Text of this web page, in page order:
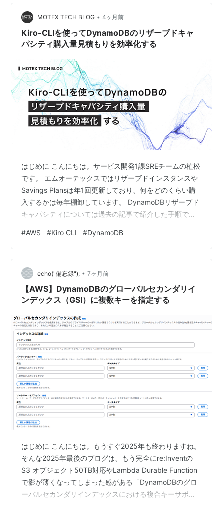
MOTEX TECH BLOG • 4ヶ月前
Kiro-CLIを使ってDynamoDBのリザーブドキャ
パシティ購入量見積もりを効率化する
はじめに こんにちは。サービス開発1課SREチームの植松
です。 エムオーテックスではリザーブドインスタンスや
Savings Plansは年1回更新しており、何をどのくらい購
入するかは毎年棚卸しています。 DynamoDBリザーブド
キャパシティについては過去の記事で紹介した手順で確
と思っていました。 Kiro CLIを使うことでかなりの作業
の手間の削減と、キャパシティ使用量の可視化ができる
ようになったので方法を紹介したいと思います。
tech.motex.co.jp はじめに これまでのリザーブドキャパ
シティの見積もり手順 Kiro-CLIベース…
#AWS #Kiro CLI #DynamoDB
echo("備忘録"); • 7ヶ月前
【AWS】DynamoDBのグローバルセカンダリイ
ンデックス（GSI）に複数キーを指定する
はじめに こんにちは。もうすぐ2025年も終わりますね。
そんな2025年最後のブログは、もう完全にre:Inventの
S3 オブジェクト50TB対応やLambda Durable Function
で影が薄くなってしまった感がある「DynamoDBのグロ
ーバルセカンダリインデックスにおける複合キーサポー